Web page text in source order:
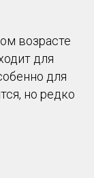
возрасте
для
для
но редко